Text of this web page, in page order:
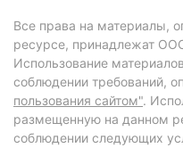
Все права на материалы,
ресурсе, принадлежат
Использование
соблюдении требований,
пользования сайтом".
размещенную на данном
соблюдении следующих